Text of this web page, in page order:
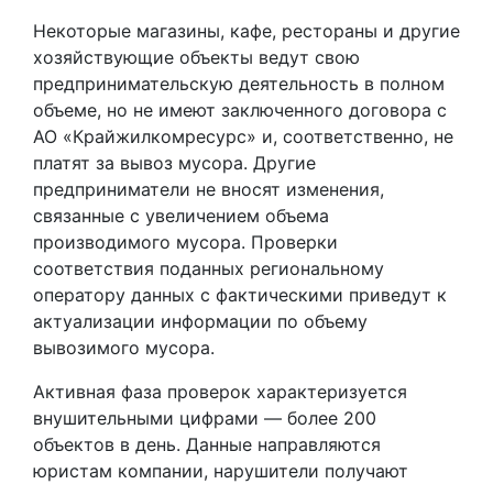
Некоторые магазины, кафе, рестораны и другие
хозяйствующие объекты ведут свою
предпринимательскую деятельность в полном
объеме, но не имеют заключенного договора с
АО «Крайжилкомресурс» и, соответственно, не
платят за вывоз мусора. Другие
предприниматели не вносят изменения,
связанные с увеличением объема
производимого мусора. Проверки
соответствия поданных региональному
оператору данных с фактическими приведут к
актуализации информации по объему
вывозимого мусора.
Активная фаза проверок характеризуется
внушительными цифрами — более 200
объектов в день. Данные направляются
юристам компании, нарушители получают